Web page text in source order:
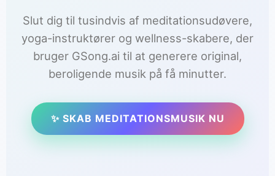
Slut dig til tusindvis af meditationsudøvere,
yoga-instruktører og wellness-skabere, der
bruger GSong.ai til at generere original,
beroligende musik på få minutter.
✨ SKAB MEDITATIONSMUSIK NU